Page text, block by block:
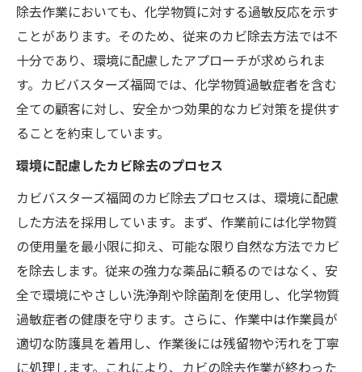
除去作業においても、化学物質に対する過敏反応を示す
ことがあります。そのため、従来のカビ除去方法では不
十分であり、環境に配慮したアプローチが求められま
す。カビバスターズ福岡では、化学物質過敏症者を含む
全ての顧客に対し、安全かつ効果的なカビ対策を提供す
ることを約束しています。
環境に配慮したカビ除去のプロセス
カビバスターズ福岡のカビ除去プロセスは、環境に配慮
した方法を採用しています。まず、作業前には化学物質
の使用量を最小限に抑え、可能な限り自然な方法でカビ
を除去します。従来の強力な薬品に頼るのではなく、安
全で環境にやさしい洗浄剤や除菌剤を使用し、化学物質
過敏症者の健康を守ります。さらに、作業中は作業員が
適切な防護具を着用し、作業後には残留物や汚れを丁寧
に処理します。これにより、カビの除去作業が終わった